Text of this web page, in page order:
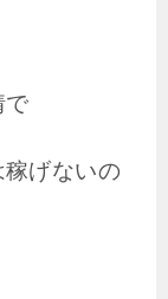
で
げないの